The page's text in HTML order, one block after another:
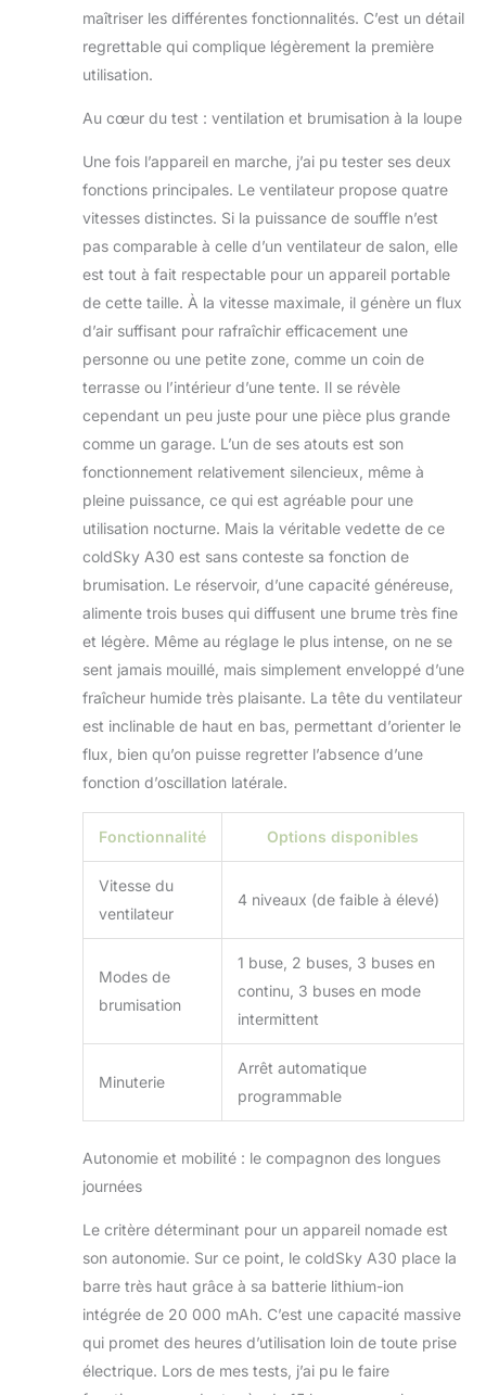
maîtriser les différentes fonctionnalités. C’est un détail
regrettable qui complique légèrement la première
utilisation.
Au cœur du test : ventilation et brumisation à la loupe
Une fois l’appareil en marche, j’ai pu tester ses deux
fonctions principales. Le ventilateur propose quatre
vitesses distinctes. Si la puissance de souffle n’est
pas comparable à celle d’un ventilateur de salon, elle
est tout à fait respectable pour un appareil portable
de cette taille. À la vitesse maximale, il génère un flux
d’air suffisant pour rafraîchir efficacement une
personne ou une petite zone, comme un coin de
terrasse ou l’intérieur d’une tente. Il se révèle
cependant un peu juste pour une pièce plus grande
comme un garage. L’un de ses atouts est son
fonctionnement relativement silencieux, même à
pleine puissance, ce qui est agréable pour une
utilisation nocturne. Mais la véritable vedette de ce
coldSky A30 est sans conteste sa fonction de
brumisation. Le réservoir, d’une capacité généreuse,
alimente trois buses qui diffusent une brume très fine
et légère. Même au réglage le plus intense, on ne se
sent jamais mouillé, mais simplement enveloppé d’une
fraîcheur humide très plaisante. La tête du ventilateur
est inclinable de haut en bas, permettant d’orienter le
flux, bien qu’on puisse regretter l’absence d’une
fonction d’oscillation latérale.
Fonctionnalité Options disponibles
Vitesse du
ventilateur
4 niveaux (de faible à élevé)
Modes de
brumisation
1 buse, 2 buses, 3 buses en
continu, 3 buses en mode
intermittent
Minuterie
Arrêt automatique
programmable
Autonomie et mobilité : le compagnon des longues
journées
Le critère déterminant pour un appareil nomade est
son autonomie. Sur ce point, le coldSky A30 place la
barre très haut grâce à sa batterie lithium-ion
intégrée de 20 000 mAh. C’est une capacité massive
qui promet des heures d’utilisation loin de toute prise
électrique. Lors de mes tests, j’ai pu le faire